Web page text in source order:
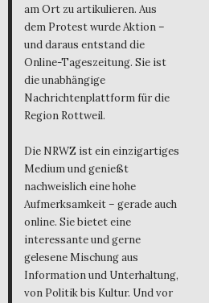
am Ort zu artikulieren. Aus
dem Protest wurde Aktion –
und daraus entstand die
Online-Tageszeitung. Sie ist
die unabhängige
Nachrichtenplattform für die
Region Rottweil.
Die NRWZ ist ein einzigartiges
Medium und genießt
nachweislich eine hohe
Aufmerksamkeit – gerade auch
online. Sie bietet eine
interessante und gerne
gelesene Mischung aus
Information und Unterhaltung,
von Politik bis Kultur. Und vor